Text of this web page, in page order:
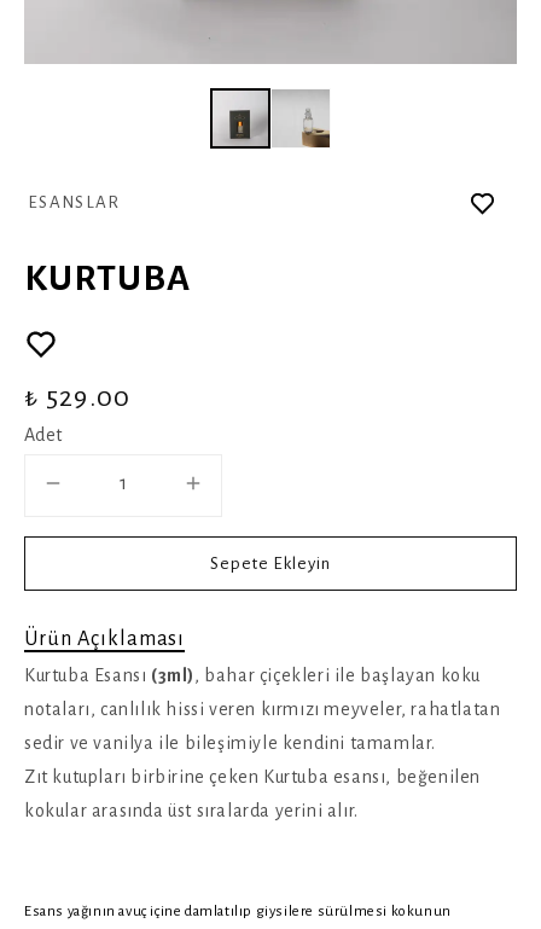
ESANSLAR
KURTUBA
₺ 529.00
Adet
Sepete Ekleyin
Ürün Açıklaması
Kurtuba Esansı (3ml), bahar çiçekleri ile başlayan koku
notaları, canlılık hissi veren kırmızı meyveler, rahatlatan
sedir ve vanilya ile bileşimiyle kendini tamamlar.
Zıt kutupları birbirine çeken Kurtuba esansı, beğenilen
kokular arasında üst sıralarda yerini alır.
Esans yağının avuç içine damlatılıp giysilere sürülmesi kokunun